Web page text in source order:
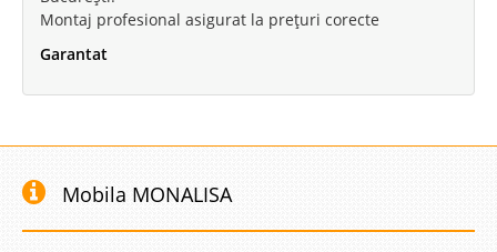
Montaj profesional asigurat la prețuri corecte
Garantat
Mobila MONALISA